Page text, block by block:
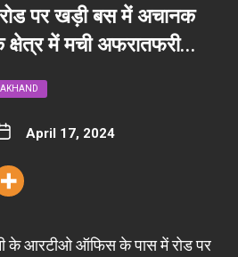
रोड पर खड़ी बस में अचानक
में मची अफरातफरी…
April 17, 2024
के आरटीओ ऑफिस के पास में रोड पर